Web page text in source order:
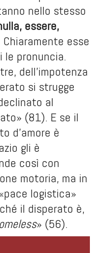
nello stesso
essere,
esse
pronuncia.
dell’impotenza
si strugge
al
(81). E se il
d’amore è
gli è
così con
motoria, ma in
logistica»
il disperato è,
» (56).